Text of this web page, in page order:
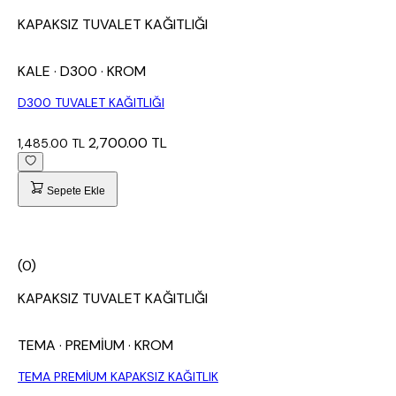
KAPAKSIZ TUVALET KAĞITLIĞI
KALE · D300 · KROM
D300 TUVALET KAĞITLIĞI
1,485.00 TL 2,700.00 TL
Sepete Ekle
(0)
KAPAKSIZ TUVALET KAĞITLIĞI
TEMA · PREMİUM· KROM
TEMA PREMİUM KAPAKSIZ KAĞITLIK